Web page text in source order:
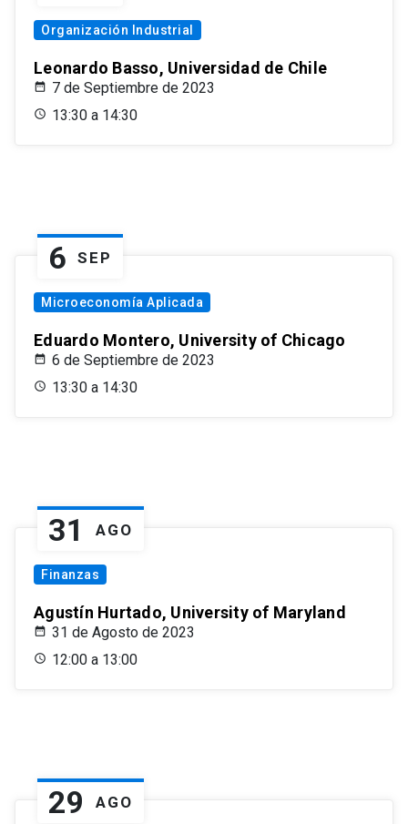
Organización Industrial
Leonardo Basso, Universidad de Chile
7 de Septiembre de 2023
13:30 a 14:30
6 SEP
Microeconomía Aplicada
Eduardo Montero, University of Chicago
6 de Septiembre de 2023
13:30 a 14:30
31 AGO
Finanzas
Agustín Hurtado, University of Maryland
31 de Agosto de 2023
12:00 a 13:00
29 AGO